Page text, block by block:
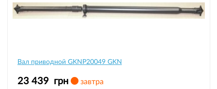
Вал приводной GKNP20049 GKN
23 439 грн
завтра